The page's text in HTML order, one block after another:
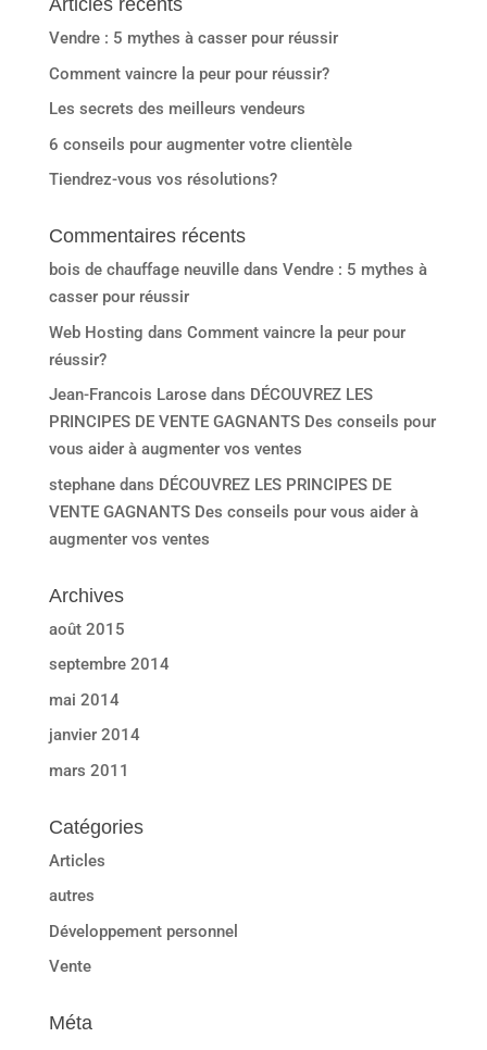
Articles récents
Vendre : 5 mythes à casser pour réussir
Comment vaincre la peur pour réussir?
Les secrets des meilleurs vendeurs
6 conseils pour augmenter votre clientèle
Tiendrez-vous vos résolutions?
Commentaires récents
bois de chauffage neuvilledans Vendre : 5 mythes à
casser pour réussir
Web Hosting dans Comment vaincre la peur pour
réussir?
Jean-Francois Larosedans DÉCOUVREZ LES
PRINCIPES DE VENTE GAGNANTS Des conseils pour
vous aider à augmenter vos ventes
stephanedans DÉCOUVREZ LES PRINCIPES DE
VENTE GAGNANTS Des conseils pour vous aider à
augmenter vos ventes
Archives
août 2015
septembre 2014
mai 2014
janvier 2014
mars 2011
Catégories
Articles
autres
Développement personnel
Vente
Méta